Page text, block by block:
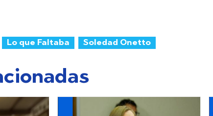
Lo que Faltaba Soledad Onetto